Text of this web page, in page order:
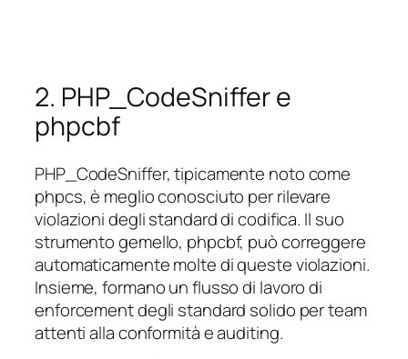
2. PHP_CodeSniffer e
phpcbf
PHP_CodeSniffer, tipicamente noto come
phpcs, è meglio conosciuto per rilevare
violazioni degli standard di codifica. Il suo
strumento gemello, phpcbf, può correggere
automaticamente molte di queste violazioni.
Insieme, formano un flusso di lavoro di
enforcement degli standard solido per team
attenti alla conformità e auditing.